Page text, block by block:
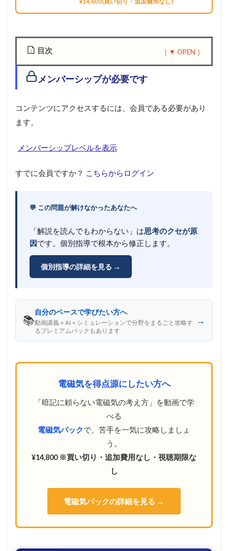
目次
メ
ー
が
要
で
メンバーシップが必要です
コンテンツにアクセスするには、会員である必要があり
ます。
メンバーシップレベルを表示
すでに会員ですか？ こちらからログイン
💬 この問題が解けなかったあなたへ
「解説を読んでもわからない」は思考のクセが原
因です。個別指導で根本から修正します。
個別指導の詳細を見る →
📚
自分のペースで学びたい方へ
動画講義＋AI＋シミュレーションで分野をまるごと攻略す
るプレミアムパックもあります
→
電磁気を得点源にしたい方へ
「暗記に頼らない電磁気の考え方」を動画で学
べる
電磁気パックで、苦手を一気に攻略しましょ
う。
¥14,800 ※買い切り・追加費用なし・視聴期限な
し
電磁気パックの詳細を見る →